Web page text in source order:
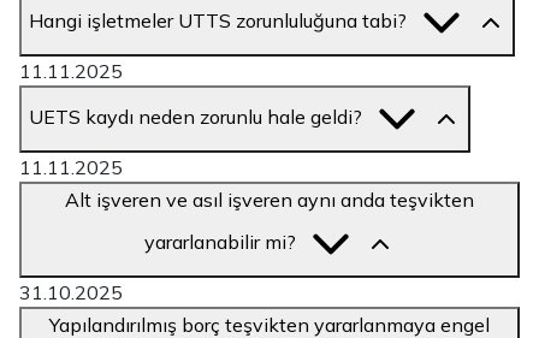
Hangi işletmeler UTTS zorunluluğuna tabi?
11.11.2025
UETS kaydı neden zorunlu hale geldi?
11.11.2025
Alt işveren ve asıl işveren aynı anda teşvikten
yararlanabilir mi?
31.10.2025
Yapılandırılmış borç teşvikten yararlanmaya engel